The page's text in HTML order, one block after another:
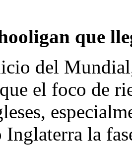
que
del
el foco de
la